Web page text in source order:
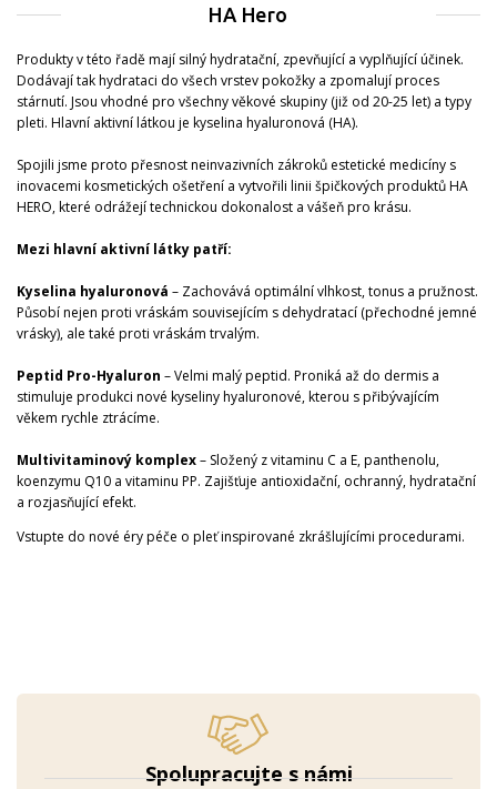
Spolupracujte s námi
HA Hero
Produkty v této řadě mají silný hydratační, zpevňující a vyplňující účinek.
Dodávají tak hydrataci do všech vrstev pokožky a zpomalují proces
stárnutí. Jsou vhodné pro všechny věkové skupiny (již od 20-25 let) a typy
pleti. Hlavní aktivní látkou je kyselina hyaluronová (HA).
Spojili jsme proto přesnost neinvazivních zákroků estetické medicíny s
inovacemi kosmetických ošetření a vytvořili linii špičkových produktů HA
HERO, které odrážejí technickou dokonalost a vášeň pro krásu.
Mezi hlavní aktivní látky patří:
Kyselina hyaluronová – Zachovává optimální vlhkost, tonus a pružnost.
Působí nejen proti vráskám souvisejícím s dehydratací (přechodné jemné
vrásky), ale také proti vráskám trvalým.
Peptid Pro-Hyaluron – Velmi malý peptid. Proniká až do dermis a
stimuluje produkci nové kyseliny hyaluronové, kterou s přibývajícím
věkem rychle ztrácíme.
Multivitaminový komplex– Složený z vitaminu C a E, panthenolu,
koenzymu Q10 a vitaminu PP. Zajišťuje antioxidační, ochranný, hydratační
a rozjasňující efekt.
Vstupte do nové éry péče o pleť inspirované zkrášlujícími procedurami.